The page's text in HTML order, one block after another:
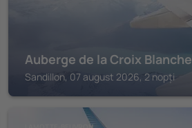
Auberge de la Croix Blanche
Sandillon, 07 august 2026, 2 nopți